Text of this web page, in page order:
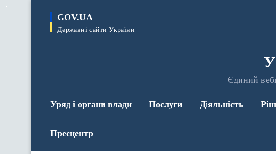
GOV.UA
Державні сайти України
Єдиний
Уряд і органи влади Послуги Діяльність
Пресцентр